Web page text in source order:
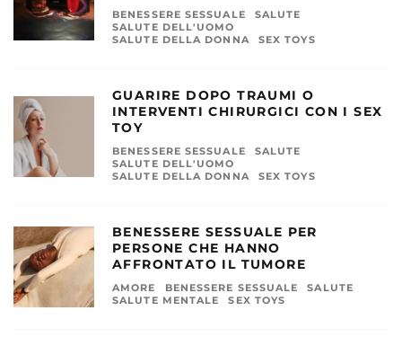
BENESSERE SESSUALE
SALUTE
SALUTE DELL'UOMO
SALUTE DELLA DONNA
SEX TOYS
GUARIRE DOPO TRAUMI O
INTERVENTI CHIRURGICI CON I SEX
TOY
BENESSERE SESSUALE
SALUTE
SALUTE DELL'UOMO
SALUTE DELLA DONNA
SEX TOYS
BENESSERE SESSUALE PER
PERSONE CHE HANNO
AFFRONTATO IL TUMORE
AMORE BENESSERE SESSUALE
SALUTE
SALUTE MENTALE
SEX TOYS